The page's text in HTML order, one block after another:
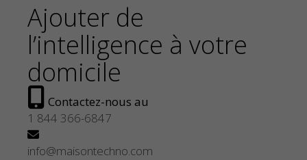
Ajouter de
l’intelligence à votre
domicile
Contactez-nous au
1 844 366-6847
info@maisontechno.com